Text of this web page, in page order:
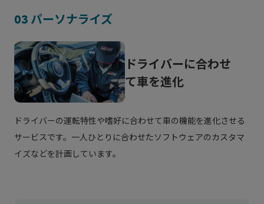
みを進める大きな励みになりました。
ップグレードは、全国各地*でお客様にご提供で
きるサービスになりました。
よりわかりやすく、安心してサービスを受けてい
トヨタアップグレードファクトリー・レクサスア
ップグレードファクトリーに生まれ変わります。
03 パーソナライズ
ドライバーに合わせ
て車を進化
ドライバーの運転特性や嗜好に合わせて車の機能を進化させる
サービスです。一人ひとりに合わせたソフトウェアのカスタマ
イズなどを計画しています。